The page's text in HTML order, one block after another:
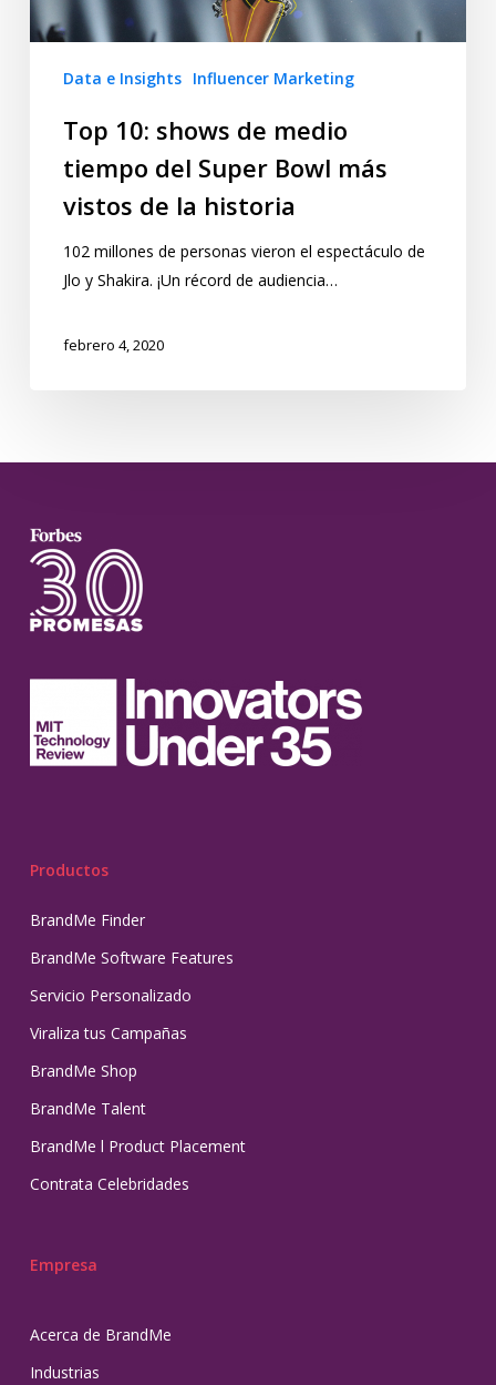
Data e Insights Influencer Marketing
Top 10: shows de medio
tiempo del Super Bowl más
vistos de la historia
102 millones de personas vieron el espectáculo de
Jlo y Shakira. ¡Un récord de audiencia…
febrero 4, 2020
Productos
BrandMe Finder
BrandMe Software Features
Servicio Personalizado
Viraliza tus Campañas
BrandMe Shop
BrandMe Talent
BrandMe l Product Placement
Contrata Celebridades
Empresa
Acerca de BrandMe
Industrias